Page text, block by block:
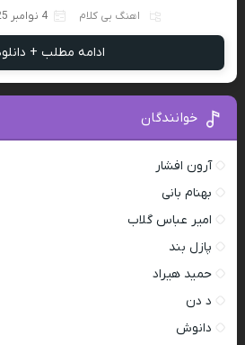
اهنگ بی کلام 4 نوامبر 2025
ادامه مطلب +
خوانندگان
آرون افشار
بهنام بانی
امیر عباس گلاب
پازل بند
حمید هیراد
د دن
دانوش